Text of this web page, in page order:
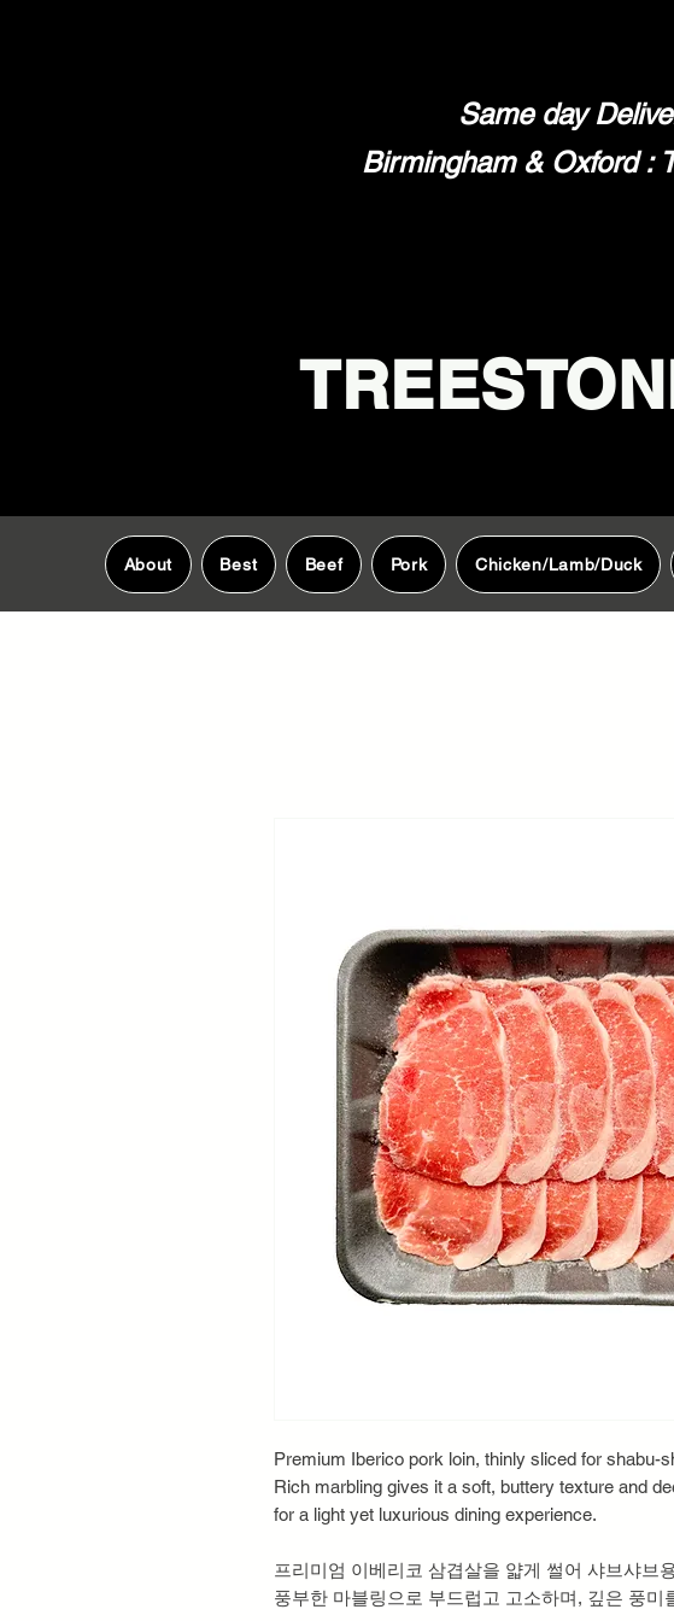
Same day
Birmingham & Oxford :
About Best Beef Pork Chicken/Lamb/Duck
Premium Iberico pork loin, thinly sliced for shabu-
Rich marbling gives it a soft, buttery texture and
for a light yet luxurious dining experience.
프리미엄 이베리코 삼겹살을 얇게 썰어 샤브샤브
풍부한 마블링으로 부드럽고 고소하며, 깊은 풍미